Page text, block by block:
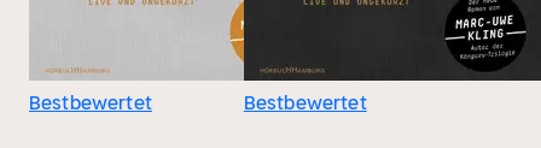
Bestbewertet Bestbewertet